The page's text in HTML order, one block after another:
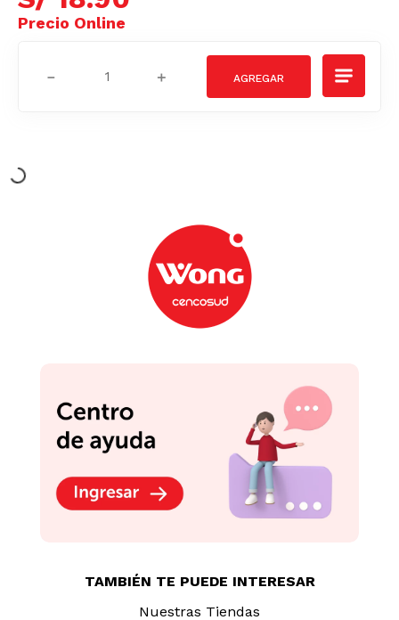
＋
－
TAMBIÉN TE PUEDE INTERESAR
Nuestras Tiendas